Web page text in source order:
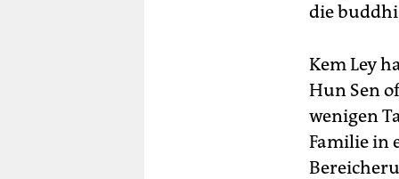
die
Kem Ley
Hun Sen
wenigen
Familie in